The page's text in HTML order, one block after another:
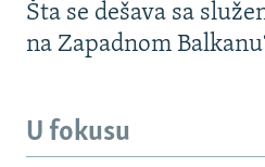
Šta se dešava sa
na Zapadnom
U fokusu